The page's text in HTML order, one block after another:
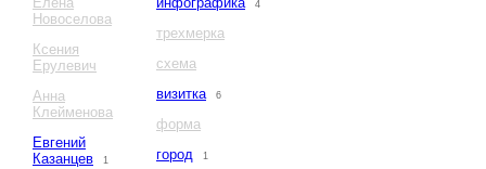
Новоселова
Ксения
Ерулевич
Анна
Клейменова
Евгений
Казанцев
1
4
трехмерка
схема
визитка
6
форма
город
1